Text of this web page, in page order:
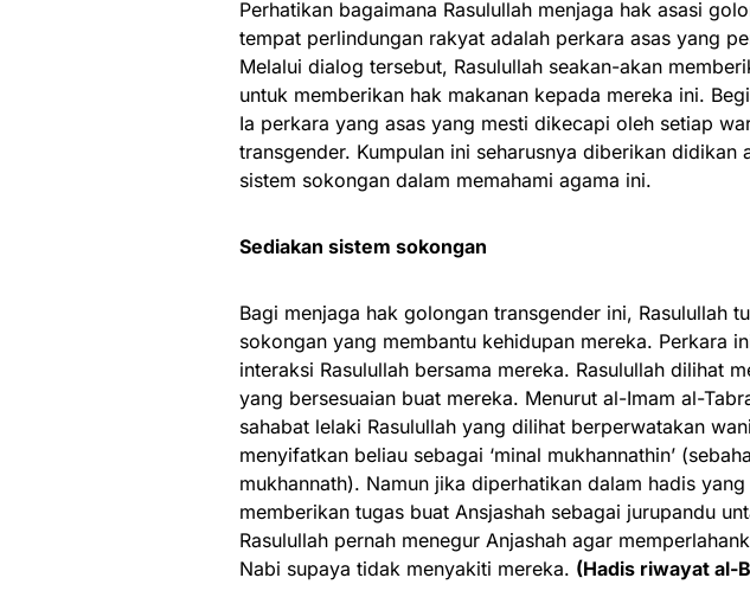
Perhatikan bagaimana Rasulullah menjaga hak asasi
tempat perlindungan rakyat adalah perkara asas yang
Melalui dialog tersebut, Rasulullah seakan-akan
untuk memberikan hak makanan kepada mereka ini.
Ia perkara yang asas yang mesti dikecapi oleh setiap
transgender. Kumpulan ini seharusnya diberikan didikan
sistem sokongan dalam memahami agama ini.
Sediakan sistem sokongan
Bagi menjaga hak golongan transgender ini, Rasulullah
sokongan yang membantu kehidupan mereka. Perkara
interaksi Rasulullah bersama mereka. Rasulullah dilihat
yang bersesuaian buat mereka. Menurut al-Imam al-
sahabat lelaki Rasulullah yang dilihat berperwatakan
menyifatkan beliau sebagai ‘minal mukhannathin’
mukhannath). Namun jika diperhatikan dalam hadis
memberikan tugas buat Ansjashah sebagai jurupandu
Rasulullah pernah menegur Anjashah agar
Nabi supaya tidak menyakiti mereka. (Hadis riwayat al-